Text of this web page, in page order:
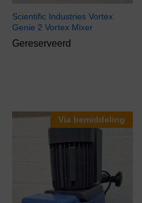
Scientific Industries Vortex
Genie 2 Vortex Mixer
Gereserveerd
Via bemiddeling